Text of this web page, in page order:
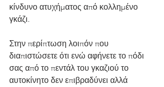
κίνδυνο ατυχήματος από κολλημένο
γκάζι.
Στην περίπτωση λοιπόν που
διαπιστώσετε ότι ενώ αφήνετε το πόδι
σας από το πεντάλ του γκαζιού το
αυτοκίνητο δεν επιβραδύνει αλλά